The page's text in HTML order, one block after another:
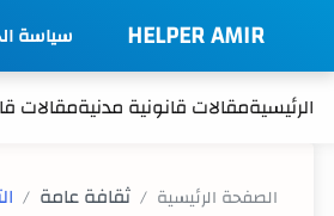
HELPER AMIR سياسة
الرئيسيةمقالات قانونية مدنيةمقالات
الصفحة الرئيسية ثقافة عامة